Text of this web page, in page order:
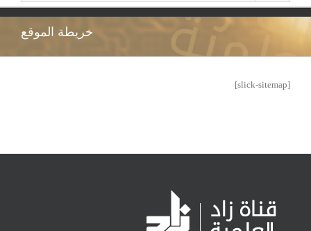
خريطة الموقع
[slick-sitemap]